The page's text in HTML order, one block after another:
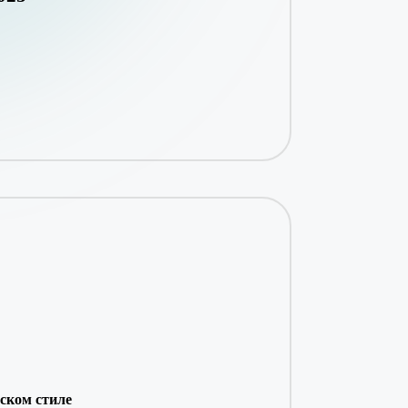
стиле